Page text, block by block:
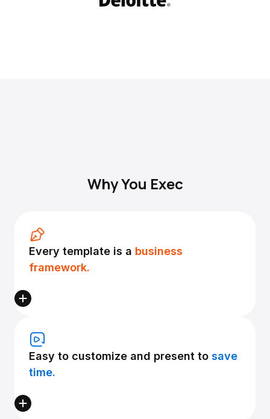
Why You Exec
Every template is a business
framework.
Easy to customize and present to save
time.